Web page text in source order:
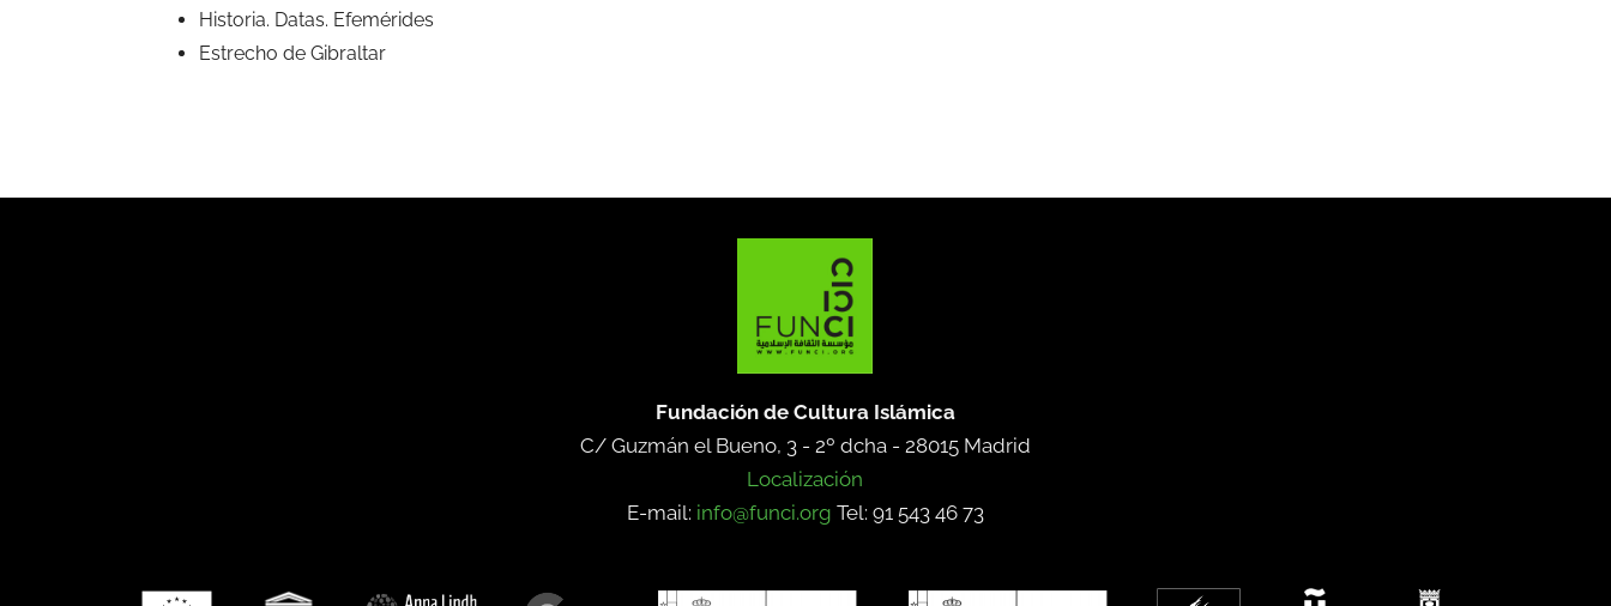
Historia. Datas. Efemérides
Estrecho de Gibraltar
Fundación de Cultura Islámica
C/ Guzmán el Bueno, 3 - 2º dcha - 28015 Madrid
Localización
E-mail: info@funci.org Tel: 91 543 46 73